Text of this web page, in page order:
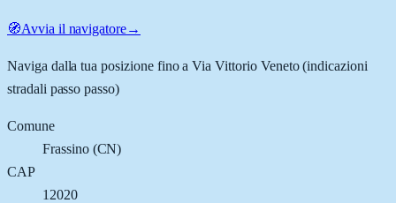
🧭Avvia il navigatore→
Naviga dalla tua posizione fino aVia Vittorio Veneto(indicazioni
stradali passo passo)
Comune
Frassino(CN)
CAP
12020